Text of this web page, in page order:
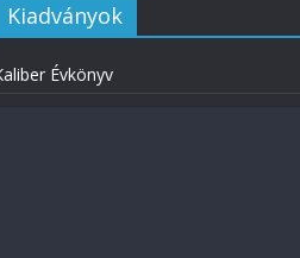
Kiadványok
Évkönyv